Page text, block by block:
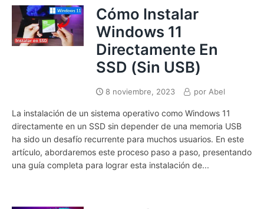
Cómo Instalar
Windows 11
Directamente En
SSD (Sin USB)
8 noviembre, 2023 por Abel
La instalación de un sistema operativo como Windows 11
directamente en un SSD sin depender de una memoria USB
ha sido un desafío recurrente para muchos usuarios. En este
artículo, abordaremos este proceso paso a paso, presentando
una guía completa para lograr esta instalación de...